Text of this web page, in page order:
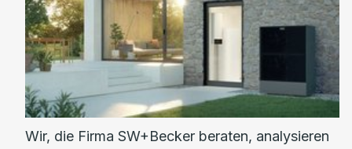
Wir, die Firma SW+Becker beraten, analysieren